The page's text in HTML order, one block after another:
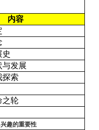
内容
史
与发展
探索
之轮
趣的重要性